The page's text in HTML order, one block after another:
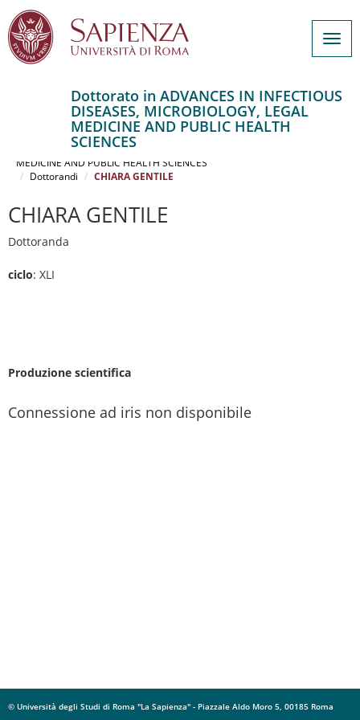
principale
Dottorato in ADVANCES IN INFECTIOUS
DISEASES, MICROBIOLOGY, LEGAL
MEDICINE AND PUBLIC HEALTH
SCIENCES
ADVANCES IN INFECTIOUS DISEASES, MICROBIOLOGY, LEGAL
MEDICINE AND PUBLIC HEALTH SCIENCES
Dottorandi
CHIARA GENTILE
CHIARA GENTILE
Dottoranda
ciclo: XLI
Produzione scientifica
Connessione ad iris non disponibile
© Università degli Studi di Roma "La Sapienza" - Piazzale Aldo Moro 5, 00185 Roma